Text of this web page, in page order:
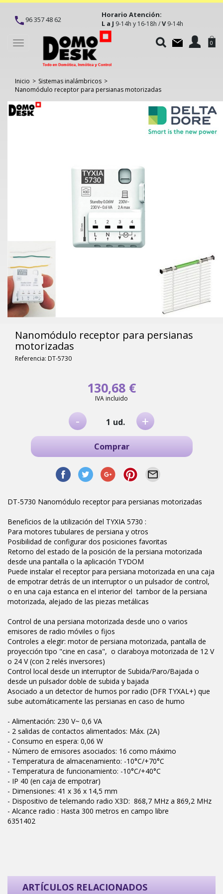
96 357 48 62
Horario Atención:
L a J 9-14h y 16-18h /V9-14h
Toggle
navigation
0
Inicio > Sistemas inalámbricos >
Nanomódulo receptor para persianas motorizadas
Nanomódulo receptor para persianas
motorizadas
Referencia: DT-5730
130,68 €
IVA incluido
- ud. +
Comprar
DT-5730 Nanomódulo receptor para persianas motorizadas
Beneficios de la utilización del TYXIA 5730 :
Para motores tubulares de persiana y otros
Posibilidad de configurar dos posiciones favoritas
Retorno del estado de la posición de la persiana motorizada
desde una pantalla o la aplicación TYDOM
Puede instalar el receptor para persiana motorizada en una caja
de empotrar detrás de un interruptor o un pulsador de control,
o en una caja estanca en el interior del tambor de la persiana
motorizada, alejado de las piezas metálicas
Control de una persiana motorizada desde uno o varios
emisores de radio móviles o fijos
Controles a elegir: motor de persiana motorizada, pantalla de
proyección tipo "cine en casa", o claraboya motorizada de 12 V
o 24 V (con 2 relés inversores)
Control local desde un interruptor de Subida/Paro/Bajada o
desde un pulsador doble de subida y bajada
Asociado a un detector de humos por radio (DFR TYXAL+) que
sube automáticamente las persianas en caso de humo
- Alimentación: 230 V~ 0,6 VA
- 2 salidas de contactos alimentados: Máx. (2A)
- Consumo en espera: 0,06 W
- Número de emisores asociados: 16 como máximo
- Temperatura de almacenamiento: -10°C/+70°C
- Temperatura de funcionamiento: -10°C/+40°C
- IP 40 (en caja de empotrar)
- Dimensiones: 41 x 36 x 14,5 mm
- Dispositivo de telemando radio X3D: 868,7 MHz a 869,2 MHz
- Alcance radio : Hasta 300 metros en campo libre
6351402
ARTÍCULOS RELACIONADOS